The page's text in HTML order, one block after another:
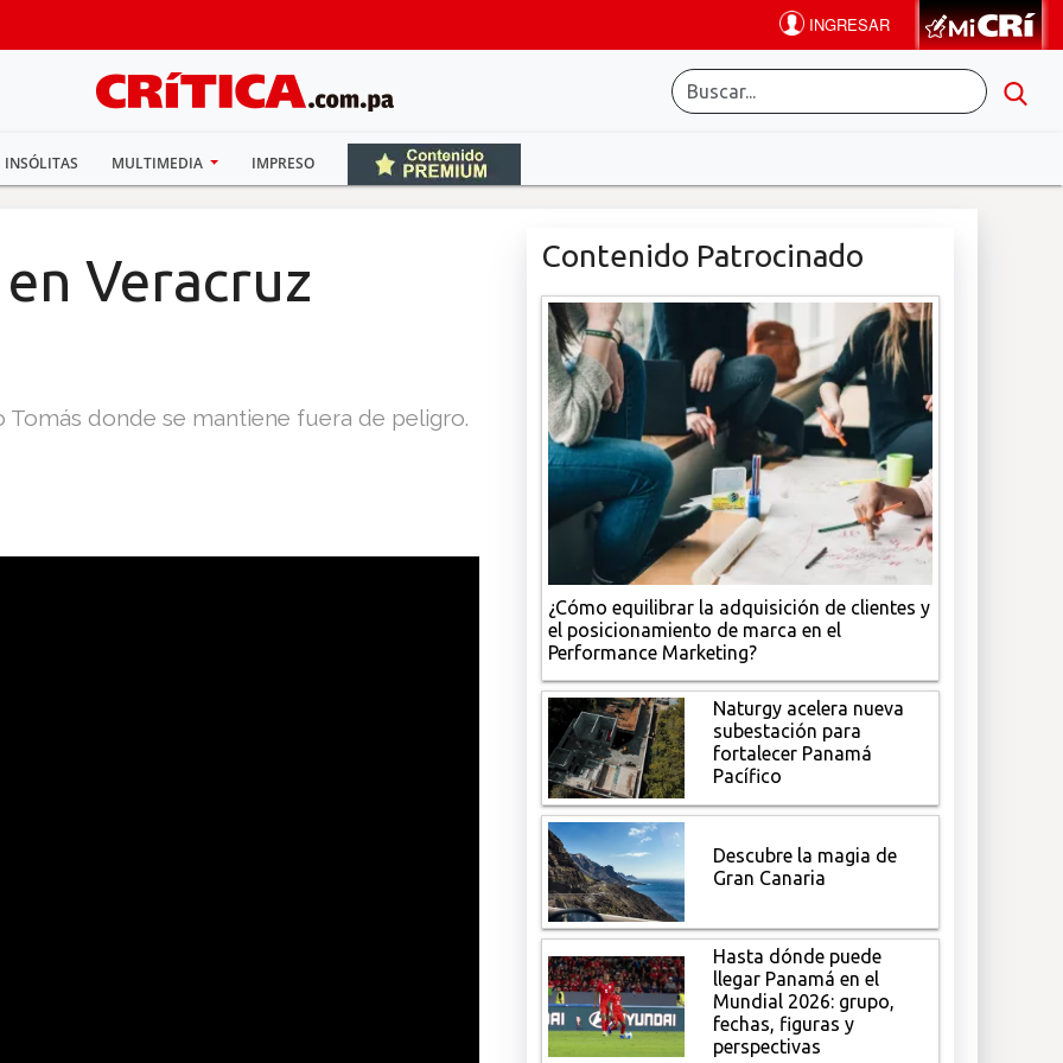
INSÓLITAS MULTIMEDIA IMPRESO
Veracruz
donde se mantiene fuera de peligro.
Contenido Patrocinado
¿Cómo equilibrar la adquisición de clientes y
el posicionamiento de marca en el
Performance Marketing?
Naturgy acelera nueva
subestación para
fortalecer Panamá
Pacífico
Descubre la magia de
Gran Canaria
Hasta dónde puede
llegar Panamá en el
Mundial 2026: grupo,
fechas, figuras y
perspectivas